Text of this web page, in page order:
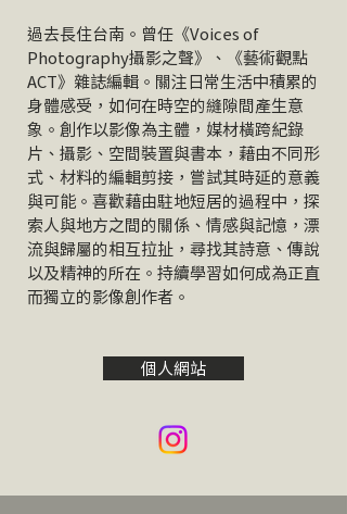
過去長住台南。曾任《Voices of
Photography攝影之聲》、《藝術觀點
ACT》雜誌編輯。關注日常生活中積累的
身體感受，如何在時空的縫隙間產生意
象。創作以影像為主體，媒材橫跨紀錄
片、攝影、空間裝置與書本，藉由不同形
式、材料的編輯剪接，嘗試其時延的意義
與可能。喜歡藉由駐地短居的過程中，探
索人與地方之間的關係、情感與記憶，漂
流與歸屬的相互拉扯，尋找其詩意、傳說
以及精神的所在。持續學習如何成為正直
而獨立的影像創作者。
個人網站